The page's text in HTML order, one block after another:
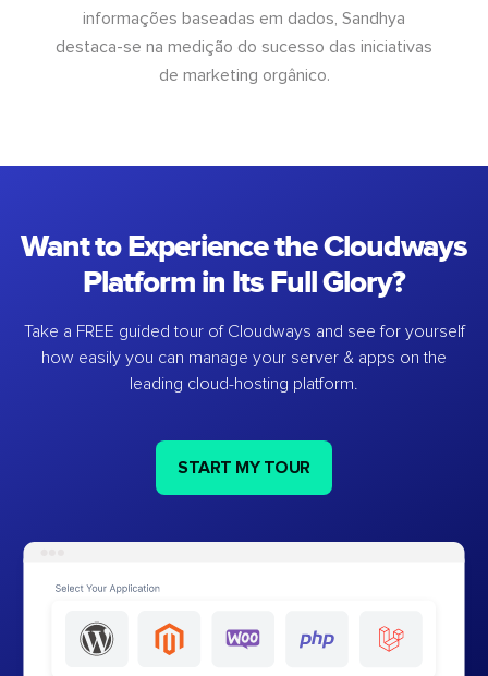
informações baseadas em dados, Sandhya
destaca-se na medição do sucesso das iniciativas
de marketing orgânico.
Want to Experience the Cloudways
Platform in Its Full Glory?
Take a FREE guided tour of Cloudways and see for yourself
how easily you can manage your server & apps on the
leading cloud-hosting platform.
START MY TOUR